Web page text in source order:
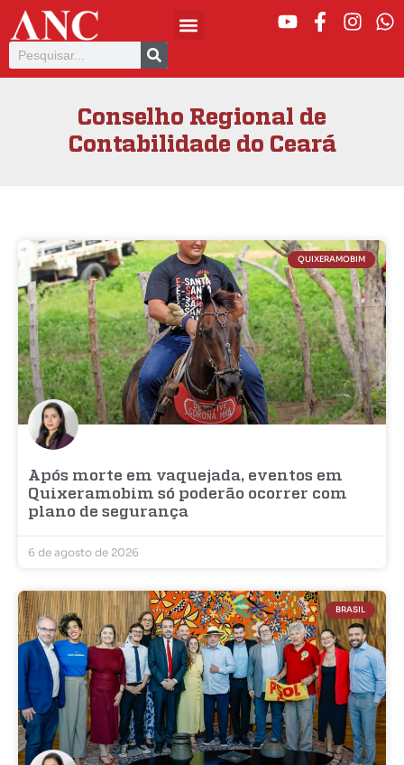
Conselho Regional de
Contabilidade do Ceará
QUIXERAMOBIM
Após morte em vaquejada, eventos em
Quixeramobim só poderão ocorrer com
plano de segurança
6 de agosto de 2026
BRASIL